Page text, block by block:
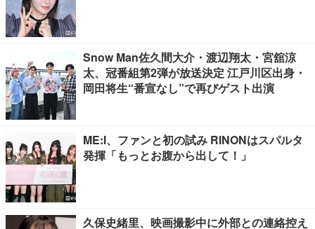
Snow Man佐久間大介・渡辺翔太・宮舘涼
太、冠番組第2弾が放送決定 江戸川区出身・
岡田将生“番宣なし”で再びゲスト出演
ME:I、ファンと初の試み RINONはスパルタ
発揮「もっとお腹から出して！」
久保史緒里、映画撮影中に外部との連絡控え